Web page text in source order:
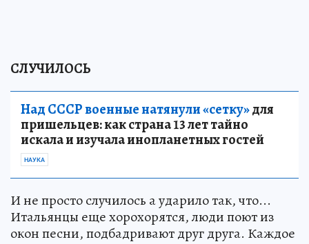
СЛУЧИЛОСЬ
Над СССР военные натянули «сетку»для
пришельцев: как страна 13 лет тайно
искала и изучала инопланетных гостей
НАУКА
И не просто случилось а ударило так, что...
Итальянцы еще хорохорятся, люди поют из
окон песни, подбадривают друг друга. Каждое